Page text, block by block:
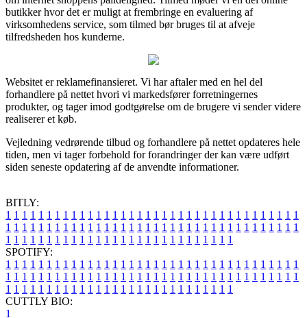
butikker hvor det er muligt at frembringe en evaluering af
virksomhedens service, som tilmed bør bruges til at afveje
tilfredsheden hos kunderne.
Websitet er reklamefinansieret. Vi har aftaler med en hel del
forhandlere på nettet hvori vi markedsfører forretningernes
produkter, og tager imod godtgørelse om de brugere vi sender videre
realiserer et køb.
Vejledning vedrørende tilbud og forhandlere på nettet opdateres hele
tiden, men vi tager forbehold for forandringer der kan være udført
siden seneste opdatering af de anvendte informationer.
BITLY:
1 1 1 1 1 1 1 1 1 1 1 1 1 1 1 1 1 1 1 1 1 1 1 1 1 1 1 1 1 1 1 1 1 1 1 1
1 1 1 1 1 1 1 1 1 1 1 1 1 1 1 1 1 1 1 1 1 1 1 1 1 1 1 1 1 1 1 1 1 1 1 1
1 1 1 1 1 1 1 1 1 1 1 1 1 1 1 1 1 1 1 1 1 1 1 1 1 1 1 1
SPOTIFY:
1 1 1 1 1 1 1 1 1 1 1 1 1 1 1 1 1 1 1 1 1 1 1 1 1 1 1 1 1 1 1 1 1 1 1 1
1 1 1 1 1 1 1 1 1 1 1 1 1 1 1 1 1 1 1 1 1 1 1 1 1 1 1 1 1 1 1 1 1 1 1 1
1 1 1 1 1 1 1 1 1 1 1 1 1 1 1 1 1 1 1 1 1 1 1 1 1 1 1 1
CUTTLY BIO:
1